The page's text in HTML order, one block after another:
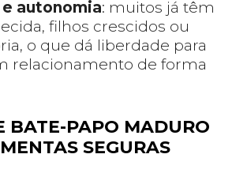
autonomia: muitos já têm
filhos crescidos ou
o que dá liberdade para
relacionamento de forma
BATE-PAPO MADURO
SEGURAS